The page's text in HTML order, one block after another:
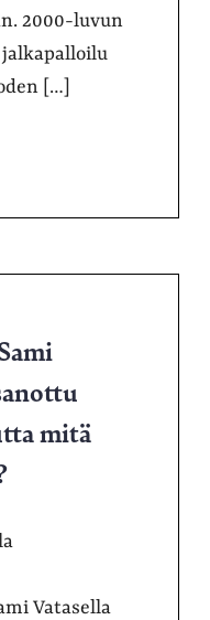
2000-luvun
[…]
mitä
Vatasella